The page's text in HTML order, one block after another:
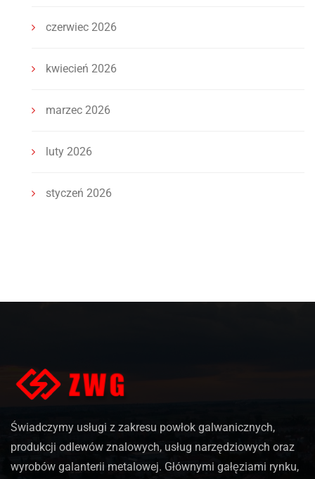
czerwiec 2026
kwiecień 2026
marzec 2026
luty 2026
styczeń 2026
Świadczymy usługi z zakresu powłok galwanicznych,
produkcji odlewów znalowych, usług narzędziowych oraz
wyrobów galanterii metalowej. Głównymi gałęziami rynku,